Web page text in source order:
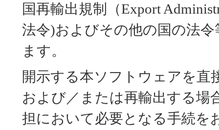
国再輸出規制（Export
法令)およびその他の国の法
ます。
開示する本ソフトウェアを直
および／または再輸出する場
担において必要となる手続を